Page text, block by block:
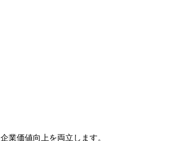
業価値向上を両立します。